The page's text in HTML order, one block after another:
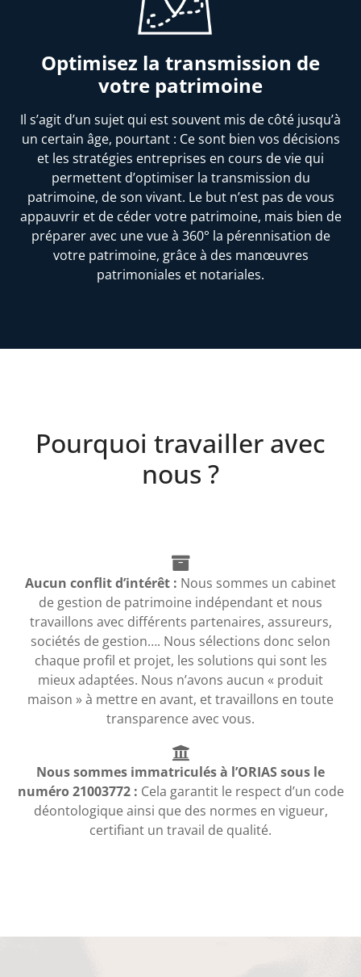
Optimisez la transmission de
votre patrimoine
Il s’agit d’un sujet qui est souvent mis de côté jusqu’à
un certain âge, pourtant : Ce sont bien vos décisions
et les stratégies entreprises en cours de vie qui
permettent d’optimiser la transmission du
patrimoine, de son vivant. Le but n’est pas de vous
appauvrir et de céder votre patrimoine, mais bien de
préparer avec une vue à 360° la pérennisation de
votre patrimoine, grâce à des manœuvres
patrimoniales et notariales.
Pourquoi travailler avec
nous ?
Aucun conflit d’intérêt : Nous sommes un cabinet
de gestion de patrimoine indépendant et nous
travaillons avec différents partenaires, assureurs,
sociétés de gestion…. Nous sélections donc selon
chaque profil et projet, les solutions qui sont les
mieux adaptées. Nous n’avons aucun « produit
maison » à mettre en avant, et travaillons en toute
transparence avec vous.
Nous sommes immatriculés à l’ORIAS sous le
numéro 21003772 : Cela garantit le respect d’un code
déontologique ainsi que des normes en vigueur,
certifiant un travail de qualité.